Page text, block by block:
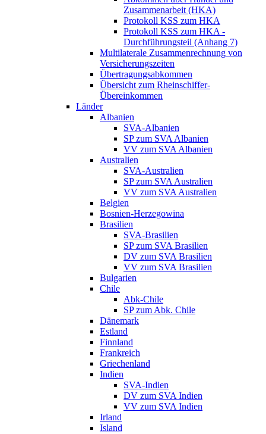
Zusammenarbeit (HKA)
Protokoll KSS zum HKA
Protokoll KSS zum HKA -
Durchführungsteil (Anhang 7)
Multilaterale Zusammenrechnung von
Versicherungszeiten
Übertragungsabkommen
Übersicht zum Rheinschiffer-
Übereinkommen
Länder
Albanien
SVA-Albanien
SP zum SVA Albanien
VV zum SVA Albanien
Australien
SVA-Australien
SP zum SVA Australien
VV zum SVA Australien
Belgien
Bosnien-Herzegowina
Brasilien
SVA-Brasilien
SP zum SVA Brasilien
DV zum SVA Brasilien
VV zum SVA Brasilien
Bulgarien
Chile
Abk-Chile
SP zum Abk. Chile
Dänemark
Estland
Finnland
Frankreich
Griechenland
Indien
SVA-Indien
DV zum SVA Indien
VV zum SVA Indien
Irland
Island